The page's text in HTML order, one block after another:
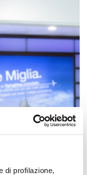
di profilazione,